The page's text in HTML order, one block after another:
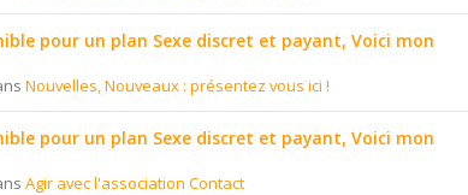
pour un plan Sexe discret et payant, Voici mon
Nouvelles, Nouveaux : présentez vous ici !
pour un plan Sexe discret et payant, Voici mon
Agir avec l'association Contact